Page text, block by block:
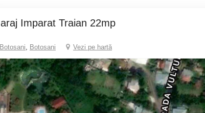
Garaj Imparat Traian 22mp
Botosani, Botosani Vezi pe hartă